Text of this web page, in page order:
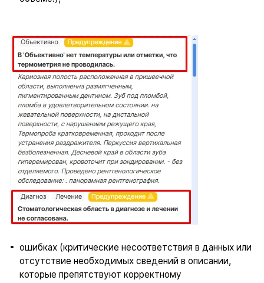
ошибках (критические несоответствия в данных или
отсутствие необходимых сведений в описании,
которые препятствуют корректному